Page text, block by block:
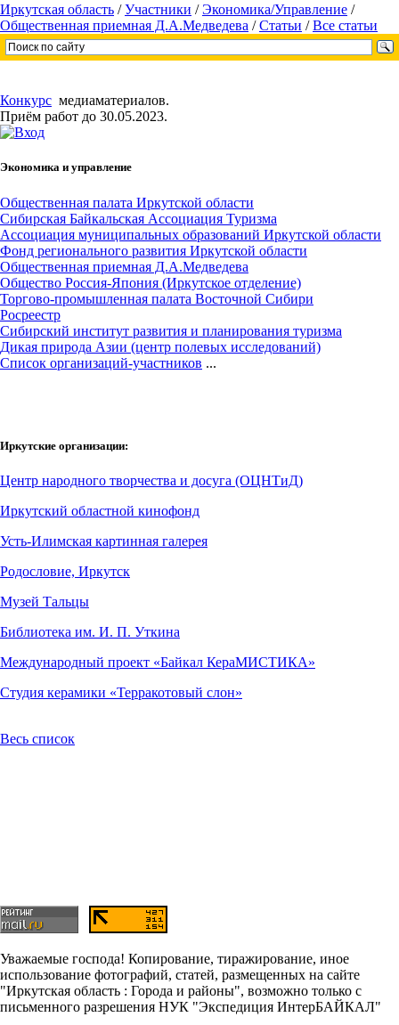
Иркутская область /Участники /Экономика/Управление /
Общественная приемная Д.А.Медведева /Статьи /Все статьи
Конкурс медиаматериалов.
Приём работ до 30.05.2023.
Экономика и управление
Общественная палата Иркутской области
Сибирская Байкальская Ассоциация Туризма
Ассоциация муниципальных образований Иркутской области
Фонд регионального развития Иркутской области
Общественная приемная Д.А.Медведева
Общество Россия-Япония (Иркутское отделение)
Торгово-промышленная палата Восточной Сибири
Росреестр
Сибирский институт развития и планирования туризма
Дикая природа Азии (центр полевых исследований)
Cписок организаций-участников ...
Иркутские организации:
Центр народного творчества и досуга (ОЦНТиД)
Иркутский областной кинофонд
Усть-Илимская картинная галерея
Родословие, Иркутск
Музей Тальцы
Библиотека им. И. П. Уткина
Международный проект «Байкал КераМИСТИКА»
Студия керамики «Терракотовый слон»
Весь список
Уважаемые господа! Копирование, тиражирование, иное
использование фотографий, статей, размещенных на сайте
"Иркутская область : Города и районы", возможно только с
письменного разрешения НУК "Экспедиция ИнтерБАЙКАЛ"